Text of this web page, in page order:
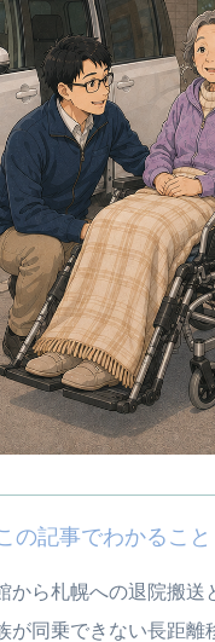
の記事でわかること
から札幌への退院搬送
が同乗できない長距離